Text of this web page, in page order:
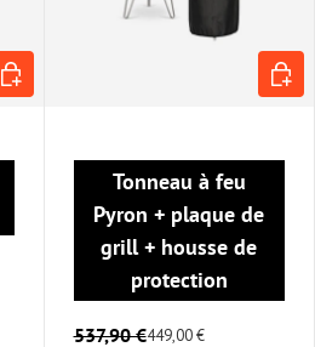
AJOUTER AU PANIER
Tonneau à feu
Pyron + plaque de
grill + housse de
protection
537,90 €449,00 €